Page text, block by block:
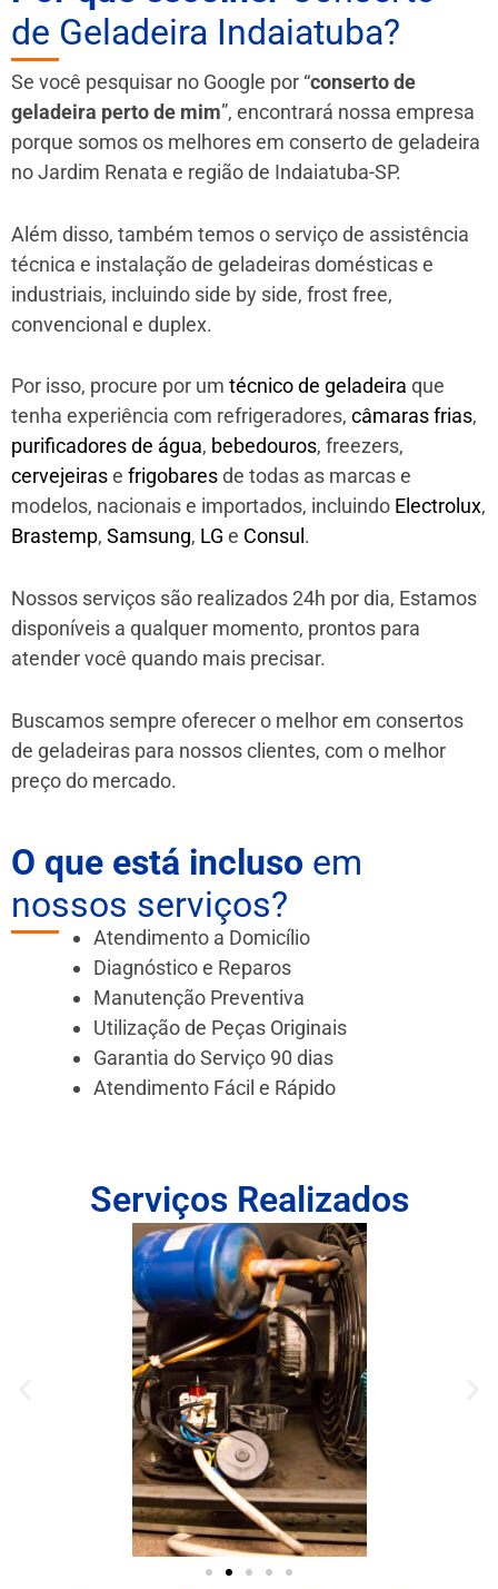
de Geladeira Indaiatuba?
Se você pesquisar no Google por “conserto de
geladeira perto de mim”, encontrará nossa empresa
porque somos os melhores em conserto de geladeira
no Jardim Renata e região de Indaiatuba-SP.
Além disso, também temos o serviço de assistência
técnica e instalação de geladeiras domésticas e
industriais, incluindo side by side, frost free,
convencional e duplex.
Por isso, procure por um técnico de geladeira que
tenha experiência com refrigeradores, câmaras frias,
purificadores de água, bebedouros, freezers,
cervejeirase frigobaresde todas as marcas e
modelos, nacionais e importados, incluindo Electrolux,
Brastemp, Samsung, LG e Consul .
Nossos serviços são realizados 24h por dia, Estamos
disponíveis a qualquer momento, prontos para
atender você quando mais precisar.
Buscamos sempre oferecer o melhor em consertos
de geladeiras para nossos clientes, com o melhor
preço do mercado.
O que está incluso em
nossos serviços?
Atendimento a Domicílio
Diagnóstico e Reparos
Manutenção Preventiva
Utilização de Peças Originais
Garantia do Serviço 90 dias
Atendimento Fácil e Rápido
Serviços Realizados